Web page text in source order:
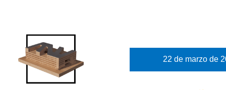
22 de marzo de